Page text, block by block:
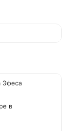
Эфеса
в